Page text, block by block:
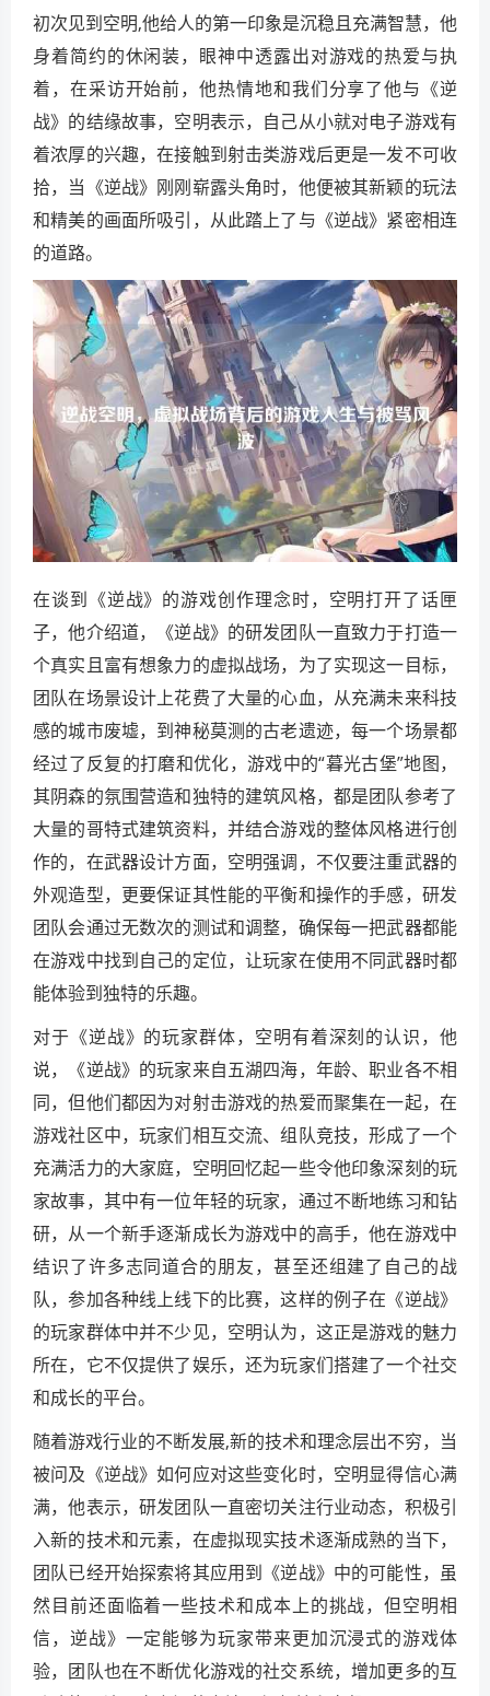
初次见到空明,他给人的第一印象是沉稳且充满智慧，他
身着简约的休闲装，眼神中透露出对游戏的热爱与执
着，在采访开始前，他热情地和我们分享了他与《逆
战》的结缘故事，空明表示，自己从小就对电子游戏有
着浓厚的兴趣，在接触到射击类游戏后更是一发不可收
拾，当《逆战》刚刚崭露头角时，他便被其新颖的玩法
和精美的画面所吸引，从此踏上了与《逆战》紧密相连
的道路。
在谈到《逆战》的游戏创作理念时，空明打开了话匣
子，他介绍道，《逆战》的研发团队一直致力于打造一
个真实且富有想象力的虚拟战场，为了实现这一目标，
团队在场景设计上花费了大量的心血，从充满未来科技
感的城市废墟，到神秘莫测的古老遗迹，每一个场景都
经过了反复的打磨和优化，游戏中的“暮光古堡”地图，
其阴森的氛围营造和独特的建筑风格，都是团队参考了
大量的哥特式建筑资料，并结合游戏的整体风格进行创
作的，在武器设计方面，空明强调，不仅要注重武器的
外观造型，更要保证其性能的平衡和操作的手感，研发
团队会通过无数次的测试和调整，确保每一把武器都能
在游戏中找到自己的定位，让玩家在使用不同武器时都
能体验到独特的乐趣。
对于《逆战》的玩家群体，空明有着深刻的认识，他
说，《逆战》的玩家来自五湖四海，年龄、职业各不相
同，但他们都因为对射击游戏的热爱而聚集在一起，在
游戏社区中，玩家们相互交流、组队竞技，形成了一个
充满活力的大家庭，空明回忆起一些令他印象深刻的玩
家故事，其中有一位年轻的玩家，通过不断地练习和钻
研，从一个新手逐渐成长为游戏中的高手，他在游戏中
结识了许多志同道合的朋友，甚至还组建了自己的战
队，参加各种线上线下的比赛，这样的例子在《逆战》
的玩家群体中并不少见，空明认为，这正是游戏的魅力
所在，它不仅提供了娱乐，还为玩家们搭建了一个社交
和成长的平台。
随着游戏行业的不断发展,新的技术和理念层出不穷，当
被问及《逆战》如何应对这些变化时，空明显得信心满
满，他表示，研发团队一直密切关注行业动态，积极引
入新的技术和元素，在虚拟现实技术逐渐成熟的当下，
团队已经开始探索将其应用到《逆战》中的可能性，虽
然目前还面临着一些技术和成本上的挑战，但空明相
信，逆战》一定能够为玩家带来更加沉浸式的游戏体
验，团队也在不断优化游戏的社交系统，增加更多的互